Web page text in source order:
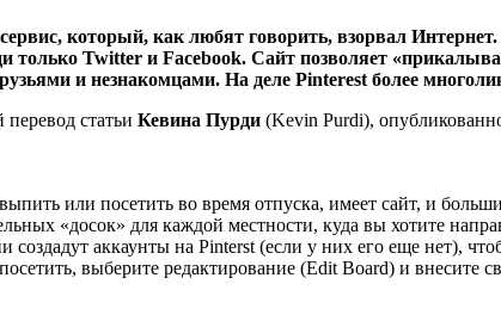
который, как любят говорить, взорвал Интернет.
Twitter и Facebook. Сайт позволяет
и незнакомцами. На деле Pinterest более
статьи Кевина Пурди (Kevin Purdi),
или посетить во время отпуска, имеет сайт, и
«досок» для каждой местности, куда вы хотите
аккаунты на Pinterst (если у них его еще нет),
выберите редактирование (Edit Board) и внесите